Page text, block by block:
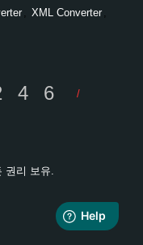
XML Converter
/
리 보유.